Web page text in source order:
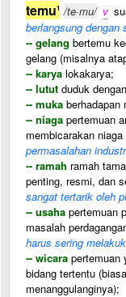
temu1 /te·mu/ v
berlangsung dengan
-- gelang bertemu
gelang (misalnya
-- karya lokakarya;
-- lutut duduk
-- muka berhadapan
-- niaga pertemuan
membicarakan
permasalahan
-- ramah ramah
penting, resmi, dan
sangat tertarik oleh
-- usaha pertemuan
masalah
harus sering
-- wicara pertemuan
bidang tertentu
menanggulanginya);